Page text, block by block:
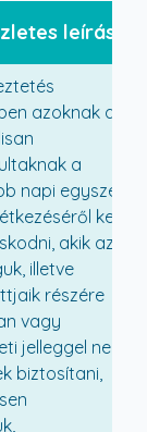
leírás
azoknak a
a
napi egyszeri
kell
akik azt
illetve
részére
vagy
jelleggel nem
biztosítani,